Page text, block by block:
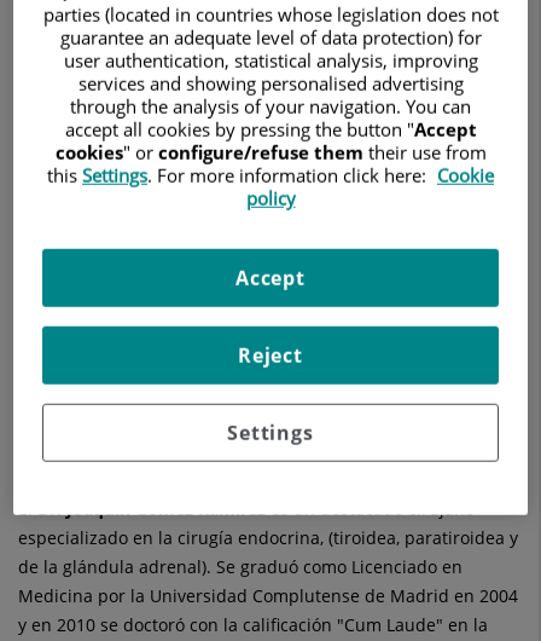
CIRUGÍA GENERAL Y DEL APARATO DIGESTIVO
Pedir cita
Hospital Universitario Ruber Juan Bravo
C/ Juan Bravo, 39 y 49
28006 Madrid
Ver más especialistas enMadrid
El Dr.Joaquín Gómez Ramírezes un destacado cirujano
especializado en la cirugía endocrina, (tiroidea, paratiroidea y
de la glándula adrenal). Se graduó como Licenciado en
Medicina por la Universidad Complutense de Madrid en 2004
y en 2010 se doctoró con la calificación "Cum Laude" en la
parties (located in countries whose legislation does not
guarantee an adequate level of data protection) for
user authentication, statistical analysis, improving
services and showing personalised advertising
through the analysis of your navigation. You can
accept all cookies by pressing the button "Accept
cookies" or configure/refuse them their use from
this Settings. For more information click here: Cookie
policy
Settings
Reject
Accept